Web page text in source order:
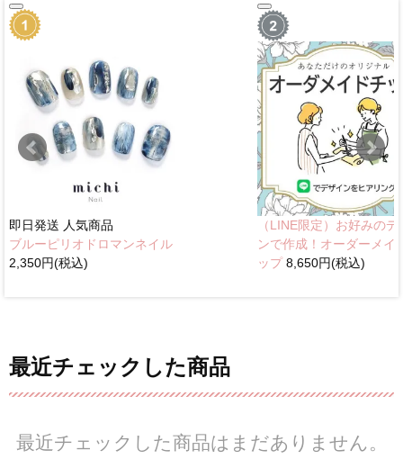
即日発送 人気商品
ブルーピリオドロマンネイル
2,350円(税込)
（LINE限定）お好みのデ
ンで作成！オーダーメイ
ップ8,650円(税込)
最近チェックした商品
最近チェックした商品はまだありません。